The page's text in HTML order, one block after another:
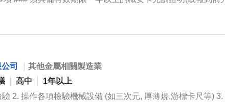
司
其他金屬相關製造業
高中
1年以上
2. 操作各項檢驗機械設備 (如三次元, 厚薄規,游標卡尺等)